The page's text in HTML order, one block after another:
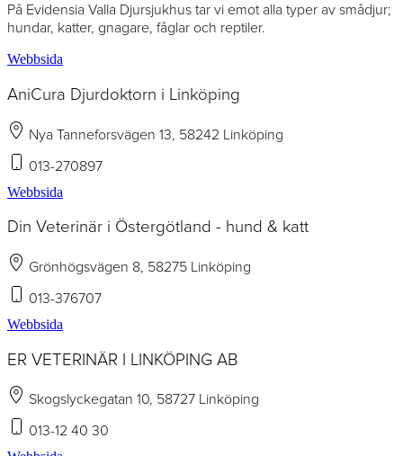
På Evidensia Valla Djursjukhus tar vi emot alla typer av smådjur;
hundar, katter, gnagare, fåglar och reptiler.
Webbsida
AniCura Djurdoktorn i Linköping
Nya Tanneforsvägen 13, 58242 Linköping
013-270897
Webbsida
Din Veterinär i Östergötland - hund & katt
Grönhögsvägen 8, 58275 Linköping
013-376707
Webbsida
ER VETERINÄR I LINKÖPING AB
Skogslyckegatan 10, 58727 Linköping
013-12 40 30